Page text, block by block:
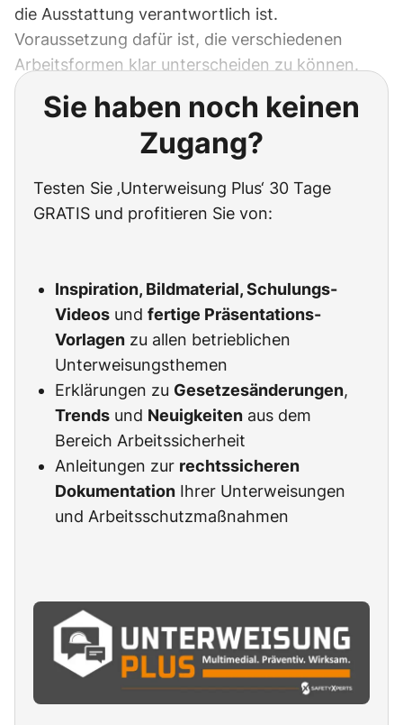
die Ausstattung verantwortlich ist.
Voraussetzung dafür ist, die verschiedenen
Arbeitsformen klar unterscheiden zu ­können.
Sie haben noch keinen
Zugang?
Testen Sie ‚Unterweisung Plus‘ 30 Tage
GRATIS und profitieren Sie von:
Inspiration, Bildmaterial, Schulungs-
Videos und fertige Präsentations-
Vorlagen zu allen betrieblichen
Unterweisungsthemen
Erklärungen zu Gesetzesänderungen,
Trends und Neuigkeiten aus dem
Bereich Arbeitssicherheit
Anleitungen zur rechtssicheren
Dokumentation Ihrer Unterweisungen
und Arbeitsschutzmaßnahmen